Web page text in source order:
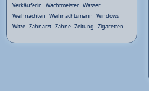
Verkäuferin Wachtmeister Wasser
Weihnachten Weihnachtsmann Windows
Witze Zahnarzt Zähne Zeitung Zigaretten